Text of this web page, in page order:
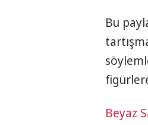
Bu
Beyaz